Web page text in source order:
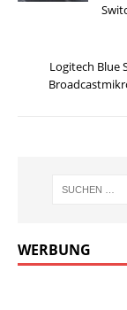
Logitech Blue
WERBUNG